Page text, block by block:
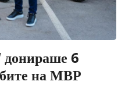
донираше 6
на МВР